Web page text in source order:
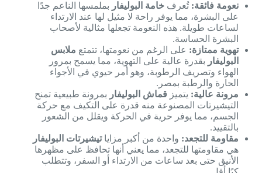
نعومة فائقة: تُعرف خامة البوليفار بملمسها الناعم جدًا
على البشرة، مما يوفر راحة لا مثيل لها عند الارتداء
لساعات طويلة. هذه النعومة تجعلها مثالية لأصحاب
البشرة الحساسة.
تهوية ممتازة: على الرغم من نعومتها، تتمتع ملابس
البوليفار بقدرة عالية على التهوية، مما يسمح بمرور
الهواء وتصريف الرطوبة، وهو أمر حيوي في الأجواء
الحارة والرطبة بمصر.
مرونة عالية: يتميز قماش البوليفار بمرونة طبيعية تمنح
التيشيرتات المصنوعة منه قدرة على التكيف مع حركة
الجسم، مما يوفر حرية في الحركة ويقلل من الشعور
بالتقييد.
مقاومة للتجعد: واحدة من أكبر مزاياتيشيرتات البوليفار
هي مقاومتها للتجعد، مما يعني أنها تحافظ على مظهرها
الأنيق حتى بعد ساعات من الارتداء أو السفر، وتتطلب